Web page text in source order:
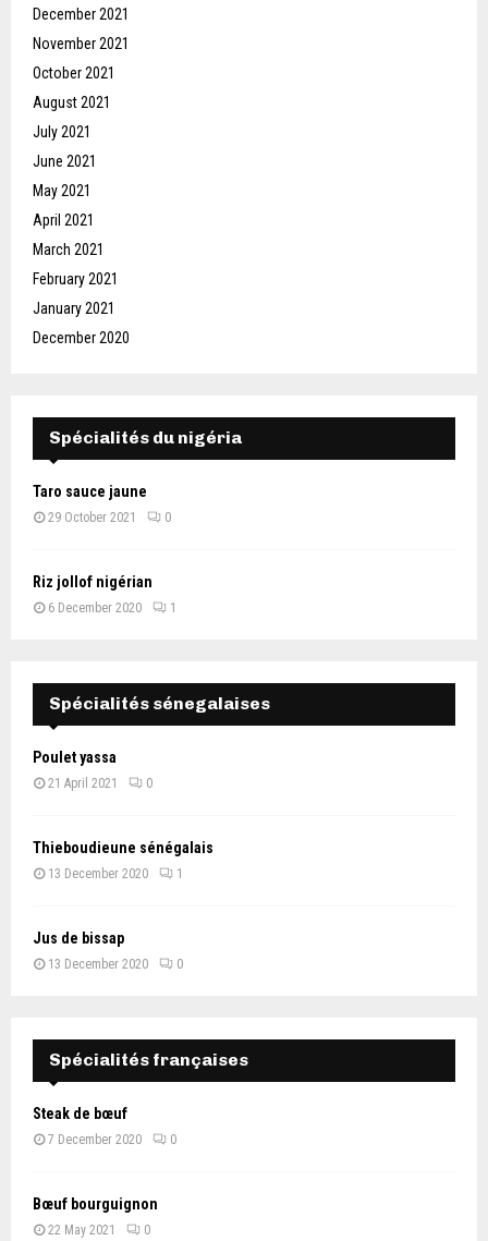
December 2021
November 2021
October 2021
August 2021
July 2021
June 2021
May 2021
April 2021
March 2021
February 2021
January 2021
December 2020
Spécialités du nigéria
Taro sauce jaune
29 October 2021 0
Riz jollof nigérian
6 December 2020 1
Spécialités sénegalaises
Poulet yassa
21 April 2021 0
Thieboudieune sénégalais
13 December 2020 1
Jus de bissap
13 December 2020 0
Spécialités françaises
Steak de bœuf
7 December 2020 0
Bœuf bourguignon
22 May 2021 0